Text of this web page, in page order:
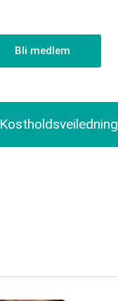
Bli medlem
Kostholdsveiledning